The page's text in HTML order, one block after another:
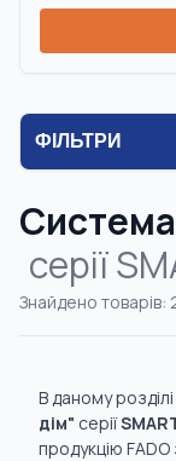
Змішувачі та
Інсталяції та
Комплекти
Запобіжна
Радіаторна
Система
ФІЛЬТРИ
серії
Знайдено товарів:
В даному
дім" серії
продукцію